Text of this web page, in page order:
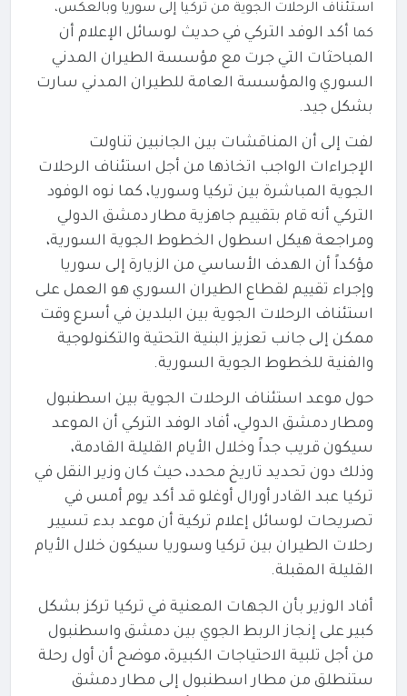
استئناف الرحلات الجوية من تركيا إلى سوريا وبالعكس،
كما أكد الوفد التركي في حديث لوسائل الإعلام أن
المباحثات التي جرت مع مؤسسة الطيران المدني
السوري والمؤسسة العامة للطيران المدني سارت
بشكل جيد.
لفت إلى أن المناقشات بين الجانبين تناولت
الإجراءات الواجب اتخاذها من أجل استئناف الرحلات
الجوية المباشرة بين تركيا وسوريا، كما نوه الوفود
التركي أنه قام بتقييم جاهزية مطار دمشق الدولي
ومراجعة هيكل اسطول الخطوط الجوية السورية،
مؤكداً أن الهدف الأساسي من الزيارة إلى سوريا
وإجراء تقييم لقطاع الطيران السوري هو العمل على
استئناف الرحلات الجوية بين البلدين في أسرع وقت
ممكن إلى جانب تعزيز البنية التحتية والتكنولوجية
والفنية للخطوط الجوية السورية.
حول موعد استئناف الرحلات الجوية بين اسطنبول
ومطار دمشق الدولي، أفاد الوفد التركي أن الموعد
سيكون قريب جداً وخلال الأيام القليلة القادمة،
وذلك دون تحديد تاريخ محدد، حيث كان وزير النقل في
تركيا عبد القادر أورال أوغلو قد أكد يوم أمس في
تصريحات لوسائل إعلام تركية أن موعد بدء تسيير
رحلات الطيران بين تركيا وسوريا سيكون خلال الأيام
القليلة المقبلة.
أفاد الوزير بأن الجهات المعنية في تركيا تركز بشكل
كبير على إنجاز الربط الجوي بين دمشق واسطنبول
من أجل تلبية الاحتياجات الكبيرة، موضح أن أول رحلة
ستنطلق من مطار اسطنبول إلى مطار دمشق